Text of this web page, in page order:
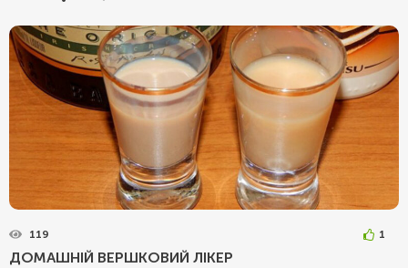
119 1
ДОМАШНІЙ ВЕРШКОВИЙ ЛІКЕР